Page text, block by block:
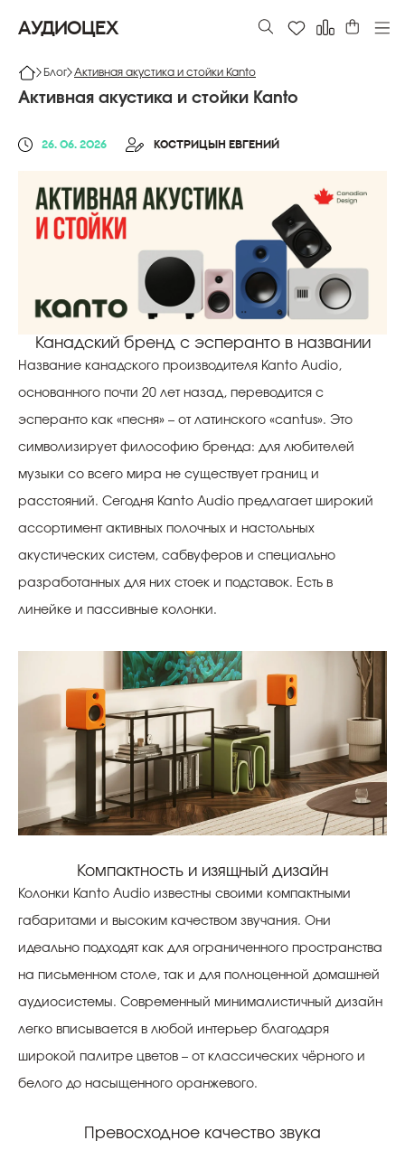
АУДИОЦЕХ
Блог Активная акустика и стойки Kanto
Активная акустика и стойки Kanto
26. 06. 2026 КОСТРИЦЫН ЕВГЕНИЙ
Канадский бренд с эсперанто в названии
Название канадского производителя Kanto Audio,
основанного почти 20 лет назад, переводится с
эсперанто как «песня» – от латинского «cantus». Это
символизирует философию бренда: для любителей
музыки со всего мира не существует границ и
расстояний. Сегодня Kanto Audio предлагает широкий
ассортимент активных полочных и настольных
акустических систем, сабвуферов и специально
разработанных для них стоек и подставок. Есть в
линейке и пассивные колонки.
Компактность и изящный дизайн
Колонки Kanto Audio известны своими компактными
габаритами и высоким качеством звучания. Они
идеально подходят как для ограниченного пространства
на письменном столе, так и для полноценной домашней
аудиосистемы. Современный минималистичный дизайн
легко вписывается в любой интерьер благодаря
широкой палитре цветов – от классических чёрного и
белого до насыщенного оранжевого.
Превосходное качество звука